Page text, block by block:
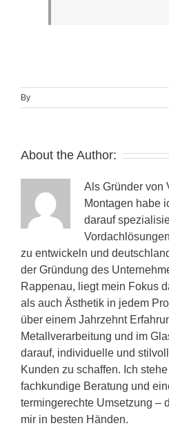
By
About the Author:
Als Gründer von
Montagen habe
darauf
zu entwickeln und
der Gründung des
Rappenau, liegt mein Fokus
als auch Ästhetik in jedem
über einem Jahrzehnt
Metallverarbeitung und im
darauf, individuelle und
Kunden zu schaffen. Ich
fachkundige Beratung und
termingerechte Umsetzung –
mir in besten Händen.